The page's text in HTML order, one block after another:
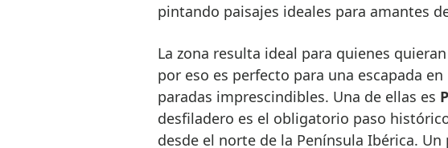
pintando paisajes ideales para amantes
La zona resulta ideal para quienes
por eso es perfecto para una escapada
paradas imprescindibles. Una de ellas es
desfiladero es el obligatorio paso
desde el norte de la Península Ibérica.